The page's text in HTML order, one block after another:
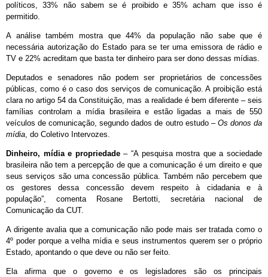
políticos, 33% não sabem se é proibido e 35% acham que isso é
permitido.
A análise também mostra que 44% da população não sabe que é
necessária autorização do Estado para se ter uma emissora de rádio e
TV e 22% acreditam que basta ter dinheiro para ser dono dessas mídias.
Deputados e senadores não podem ser proprietários de concessões
públicas, como é o caso dos serviços de comunicação. A proibição está
clara no artigo 54 da Constituição, mas a realidade é bem diferente – seis
famílias controlam a mídia brasileira e estão ligadas a mais de 550
veículos de comunicação, segundo dados de outro estudo – Os donos da
mídia, do Coletivo Intervozes.
Dinheiro, mídia e propriedade– “A pesquisa mostra que a sociedade
brasileira não tem a percepção de que a comunicação é um direito e que
seus serviços são uma concessão pública. Também não percebem que
os gestores dessa concessão devem respeito à cidadania e à
população”, comenta Rosane Bertotti, secretária nacional de
Comunicação da CUT.
A dirigente avalia que a comunicação não pode mais ser tratada como o
4º poder porque a velha mídia e seus instrumentos querem ser o próprio
Estado, apontando o que deve ou não ser feito.
Ela afirma que o governo e os legisladores são os principais